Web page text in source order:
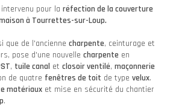
pour la réfection de la couverture
à Tourrettes-sur-Loup.
que de l'ancienne charpente, ceinturage et
pose d'une nouvelle charpente en
, tuile canal et closoir ventilé, maçonnerie
de quatre fenêtres de toit de type velux.
matériaux et mise en sécurité du chantier
.